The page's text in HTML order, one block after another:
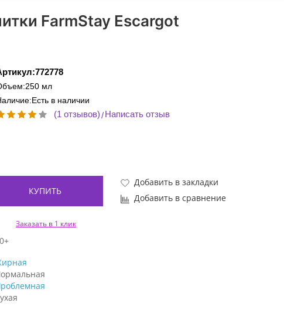
FarmStay Escargot
мл
в наличии
(1 отзывов)/Написать отзыв
КУПИТЬ
Добавить в закладки
Добавить в сравнение
Заказать в 1 клик